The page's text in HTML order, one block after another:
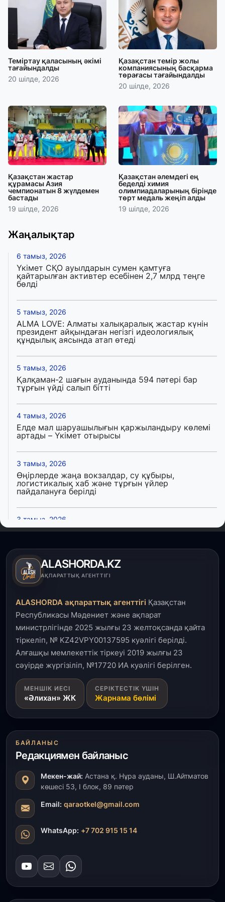
Теміртау қаласының әкімі
тағайындалды
20 шілде, 2026
Қазақстан темір жолы
компаниясының басқарма
төрағасы тағайындалды
20 шілде, 2026
Қазақстан жастар
құрамасы Азия
чемпионатын 8 жүлдемен
бастады
19 шілде, 2026
Қазақстан әлемдегі ең
беделді химия
олимпиадаларының бірінде
төрт медаль жеңіп алды
19 шілде, 2026
Жаңалықтар
6 тамыз, 2026
Үкімет СҚО ауылдарын сумен қамтуға
қайтарылған активтер есебінен 2,7 млрд теңге
бөлді
5 тамыз, 2026
ALMA LOVE: Алматы халықаралық жастар күнін
президент айқындаған негізгі идеологиялық
құндылық аясында атап өтеді
5 тамыз, 2026
Қалқаман-2 шағын ауданында 594 пәтері бар
тұрғын үйді салып бітті
4 тамыз, 2026
Елде мал шаруашылығын қаржыландыру көлемі
артады – Үкімет отырысы
3 тамыз, 2026
Өңірлерде жаңа вокзалдар, су құбыры,
логистикалық хаб және тұрғын үйлер
пайдалануға берілді
3 тамыз, 2026
Қызылордада 300 орындық аурухана,
салынып жатыр
1 тамыз, 2026
31 шілде, 2026
Ақмола облысындағы кездесуде кәсіпкерлер мен
ұстаздар «Әділет» партиясына өз ұсыныстарын
айтты
31 шілде, 2026
ҚР Президенті Орталық Азия елдеріне
ұзақмерзімді ынтымақтастық жоспарын әзірлеуді
ұсынды
«Ауыл аманаты»: Түркістанда 30,2 млрд теңгеге
4 223 жоба қаржыландырылды
31 шілде, 2026
толық ауыз сумен қамтылды
30 шілде, 2026
Түркістанда «Арыс-2» және Темір ауылының
30 шілде, 2026
Қордайлық қыз-келіншектер ұлттық нақыштағы
креативті бұйымдар шығаруда
ALASHORDA.KZ
АҚПАРАТТЫҚ АГЕНТТІГІ
ALASHORDA ақпараттық агенттігі Қазақстан
Республикасы Мәдениет және ақпарат
министрлігінде 2025 жылғы 23 желтоқсанда қайта
тіркеліп, № KZ42VPY00137595 куәлігі берілді.
Алғашқы мемлекеттік тіркеуі 2019 жылғы 23
сәуірде жүргізіліп, №17720 ИА куәлігі берілген.
МЕНШІК ИЕСІ
«Әлихан» ЖК
СЕРІКТЕСТІК ҮШІН
Жарнама бөлімі
БАЙЛАНЫС
Редакциямен байланыс
Мекен-жай: Астана қ. Нұра ауданы, Ш.Айтматов
көшесі 53, І блок, 89 пәтер
Email: qaraotkel@gmail.com
WhatsApp: +7 702 915 15 14